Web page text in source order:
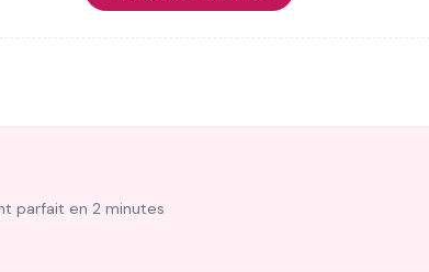
parfait en 2 minutes